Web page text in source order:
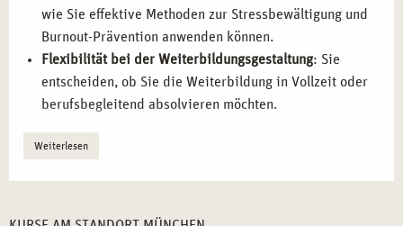
wie Sie effektive Methoden zur Stressbewältigung und
Burnout-Prävention anwenden können.
Flexibilität bei der Weiterbildungsgestaltung: Sie
entscheiden, ob Sie die Weiterbildung in Vollzeit oder
berufsbegleitend absolvieren möchten.
in München
psychologische und therapeutische Ansätze
Weiterlesen